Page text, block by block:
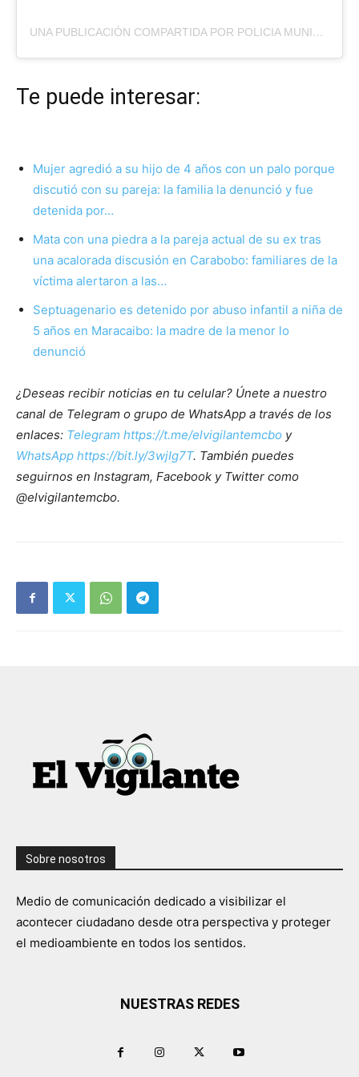
UNA PUBLICACIÓN COMPARTIDA POR POLICIA MUNICIPAL DE MIRANDA (@POLIMIRANDA1)
Te puede interesar:
Mujer agredió a su hijo de 4 años con un palo porque
discutió con su pareja: la familia la denunció y fue
detenida por…
Mata con una piedra a la pareja actual de su ex tras
una acalorada discusión en Carabobo: familiares de la
víctima alertaron a las…
Septuagenario es detenido por abuso infantil a niña de
5 años en Maracaibo: la madre de la menor lo
denunció
¿Deseas recibir noticias en tu celular? Únete a nuestro
canal de Telegram o grupo de WhatsApp a través de los
enlaces: Telegram https://t.me/elvigilantemcbo y
WhatsApp https://bit.ly/3wjIg7T. También puedes
seguirnos en Instagram, Facebook y Twitter como
@elvigilantemcbo.
Sobre nosotros
Medio de comunicación dedicado a visibilizar el
acontecer ciudadano desde otra perspectiva y proteger
el medioambiente en todos los sentidos.
NUESTRAS REDES